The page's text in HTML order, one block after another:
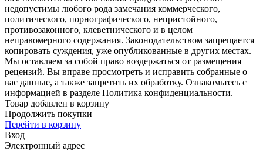
недопустимы любого рода замечания коммерческого,
политического, порнографического, непристойного,
противозаконного, клеветнического и в целом
неправомерного содержания. Законодательством запрещается
копировать суждения, уже опубликованные в других местах.
Мы оставляем за собой право воздержаться от размещения
рецензий. Вы вправе просмотреть и исправить собранные о
вас данные, а также запретить их обработку. Ознакомьтесь с
информацией в разделе Политика конфиденциальности.
Товар добавлен в корзину
Продолжить покупки
Перейти в корзину
Вход
Электронный адрес